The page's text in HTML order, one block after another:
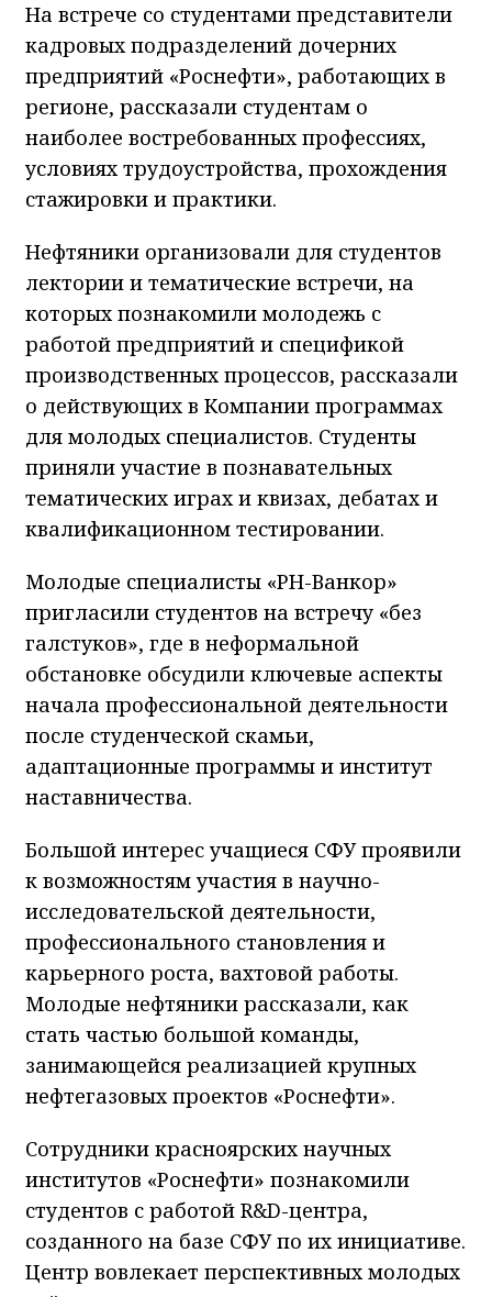
На встрече со студентами представители
кадровых подразделений дочерних
предприятий «Роснефти», работающих в
регионе, рассказали студентам о
наиболее востребованных профессиях,
условиях трудоустройства, прохождения
стажировки и практики.
Нефтяники организовали для студентов
лектории и тематические встречи, на
которых познакомили молодежь с
работой предприятий и спецификой
производственных процессов, рассказали
о действующих в Компании программах
для молодых специалистов. Студенты
приняли участие в познавательных
тематических играх и квизах, дебатах и
квалификационном тестировании.
Молодые специалисты «РН-Ванкор»
пригласили студентов на встречу «без
галстуков», где в неформальной
обстановке обсудили ключевые аспекты
начала профессиональной деятельности
после студенческой скамьи,
адаптационные программы и институт
наставничества.
Большой интерес учащиеся СФУ проявили
к возможностям участия в научно-
исследовательской деятельности,
профессионального становления и
карьерного роста, вахтовой работы.
Молодые нефтяники рассказали, как
стать частью большой команды,
занимающейся реализацией крупных
нефтегазовых проектов «Роснефти».
Сотрудники красноярских научных
институтов «Роснефти» познакомили
студентов с работой R&D-центра,
созданного на базе СФУ по их инициативе.
Центр вовлекает перспективных молодых